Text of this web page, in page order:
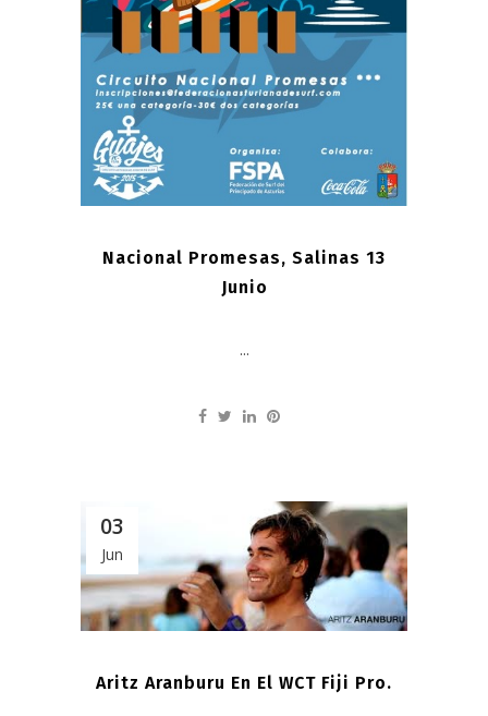
Nacional Promesas, Salinas 13
Junio
...
03
Jun
Aritz Aranburu En El WCT Fiji Pro.